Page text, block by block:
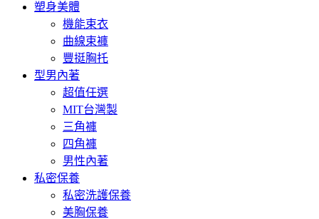
塑身美體
機能束衣
曲線束褲
豐挺胸托
型男內著
超值任選
MIT台灣製
三角褲
四角褲
男性內著
私密保養
私密洗護保養
美胸保養